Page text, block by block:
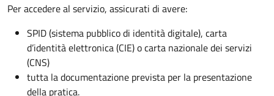
Per accedere al servizio, assicurati di avere:
SPID (sistema pubblico di identità digitale), carta
d’identità elettronica (CIE) o carta nazionale dei servizi
(CNS)
tutta la documentazione prevista per la presentazione
della pratica.